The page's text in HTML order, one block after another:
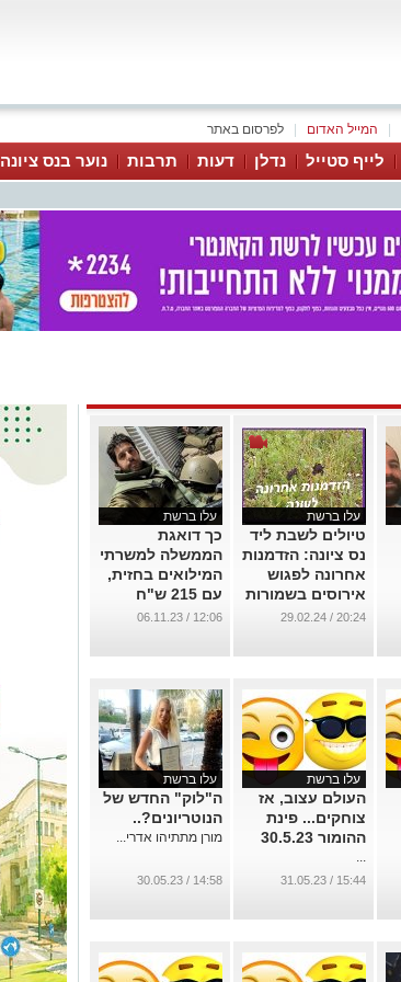
לפרסום באתר המייל האדום
לייף סטייל נדלן דעות תרבות נוער בנס ציונה
עלו ברשת
טיולים לשבת ליד
נס ציונה: הזדמנות
אחרונה לפגוש
אירוסים בשמורות
הטבע
20:24 / 29.02.24
עלו ברשת
כך דואגת
הממשלה למשרתי
המילואים בחזית,
עם 215 ש"ח
תגמול יומי
וסטודנטים. פחות
לחימה.
...
12:06 / 06.11.23
עלו ברשת
העולם עצוב, אז
צוחקים... פינת
ההומור 30.5.23
...
15:44 / 31.05.23
עלו ברשת
ה"לוק" החדש של
הנוטריונים?..
מורן מתתיהו אדרי...
14:58 / 30.05.23